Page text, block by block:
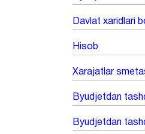
Davlat xaridlari
Hisob
Xarajatlar
Byudjetdan
Byudjetdan